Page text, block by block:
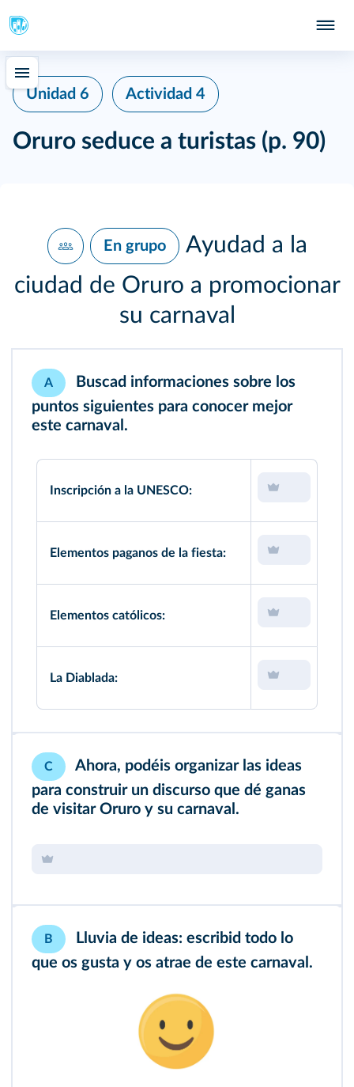
Unidad 6 Actividad 4
Oruro seduce a turistas (p. 90)
En grupo
Ayudad a la
ciudad de Oruro a promocionar
su carnaval
A
Buscad informaciones sobre los
puntos siguientes para conocer mejor
este carnaval.
Inscripción a la UNESCO:
Elementos paganos de la fiesta:
Elementos católicos:
La Diablada:
C
Ahora, podéis organizar las ideas
para construir un discurso que dé ganas
de visitar Oruro y su carnaval.
B
Lluvia de ideas: escribid todo lo
que os gusta y os atrae de este carnaval.